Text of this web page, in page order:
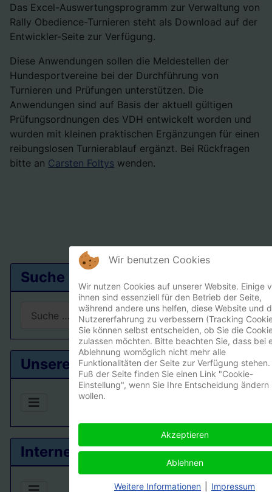
Suche
Type 2 or more characters for results.
Unsere Ortsgruppe
Interner Bereich
Das Excel-Auswertungsprogramm zur Verwaltung von
Rally Obedience-Turnieren steht als Download auf der
Entwickler-Seite zur Verfügung.
Diese Anwendungen sollen die Meldestellen der
Hundesportvereine bei der Durchführung von
Turnieren und Prüfungen unterstützen. Die
Anwendungen sind auf Basis der aktuell gültigen
Prüfungsordnungen des VDH entwickelt worden und
wurden mit kleinen praktischen Ergänzungen für einen
reibungslosen Turnierablauf ergänzt. Bei Rückfragen
bitte an Carsten Foltys wenden.
Wir benutzen Cookies
Wir nutzen Cookies auf unserer Website. Einige
ihnen sind essenziell für den Betrieb der Seite,
während andere uns helfen, diese Website und
Nutzererfahrung zu verbessern (Tracking
Sie können selbst entscheiden, ob Sie die
zulassen möchten. Bitte beachten Sie, dass bei
Ablehnung womöglich nicht mehr alle
Funktionalitäten der Seite zur Verfügung stehen.
Fuß der Seite finden Sie einen Link "Cookie-
Einstellung", wenn Sie Ihre Entscheidung ändern
wollen.
Akzeptieren
Ablehnen
Weitere Informationen Impressum